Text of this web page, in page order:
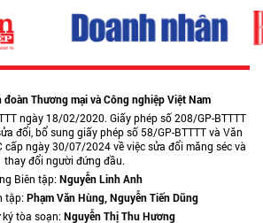
đoàn Thương mại và Công nghiệp Việt Nam
ngày 18/02/2020. Giấy phép số 208/GP-BTTTT
đổi, bổ sung giấy phép số 58/GP-BTTTT và Văn
cấp ngày 30/07/2024 về việc sửa đổi măng séc và
thay đổi người đứng đầu.
Biên tập:Nguyễn Linh Anh
tập:Phạm Văn Hùng, Nguyễn Tiến Dũng
tòa soạn:Nguyễn Thị Thu Hương